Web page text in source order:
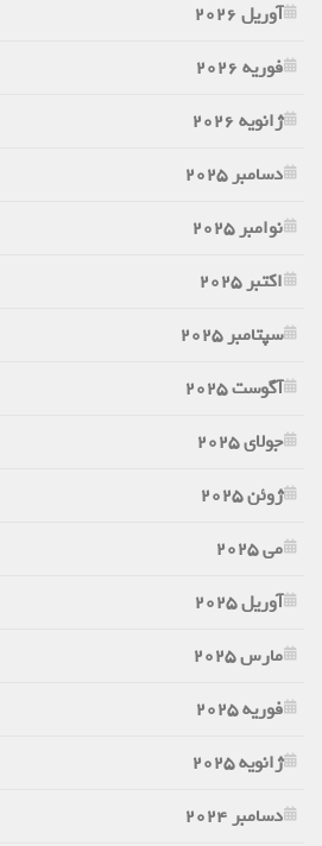
آوریل 2026
فوریه 2026
ژانویه 2026
دسامبر 2025
نوامبر 2025
اکتبر 2025
سپتامبر 2025
آگوست 2025
جولای 2025
ژوئن 2025
می 2025
آوریل 2025
مارس 2025
فوریه 2025
ژانویه 2025
دسامبر 2024